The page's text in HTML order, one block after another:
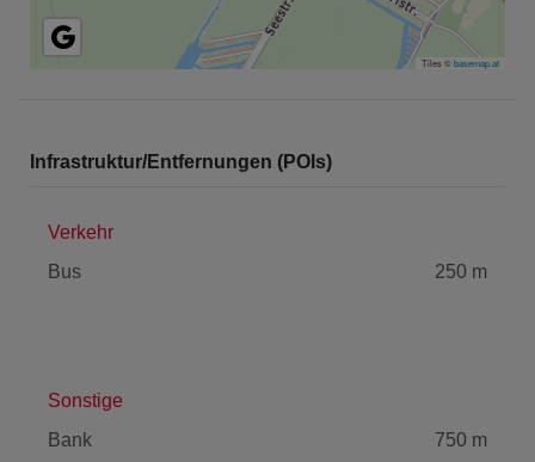
Tiles ©basemap.at
Infrastruktur/Entfernungen (POIs)
Verkehr
Bus
250 m
Sonstige
Bank
750 m